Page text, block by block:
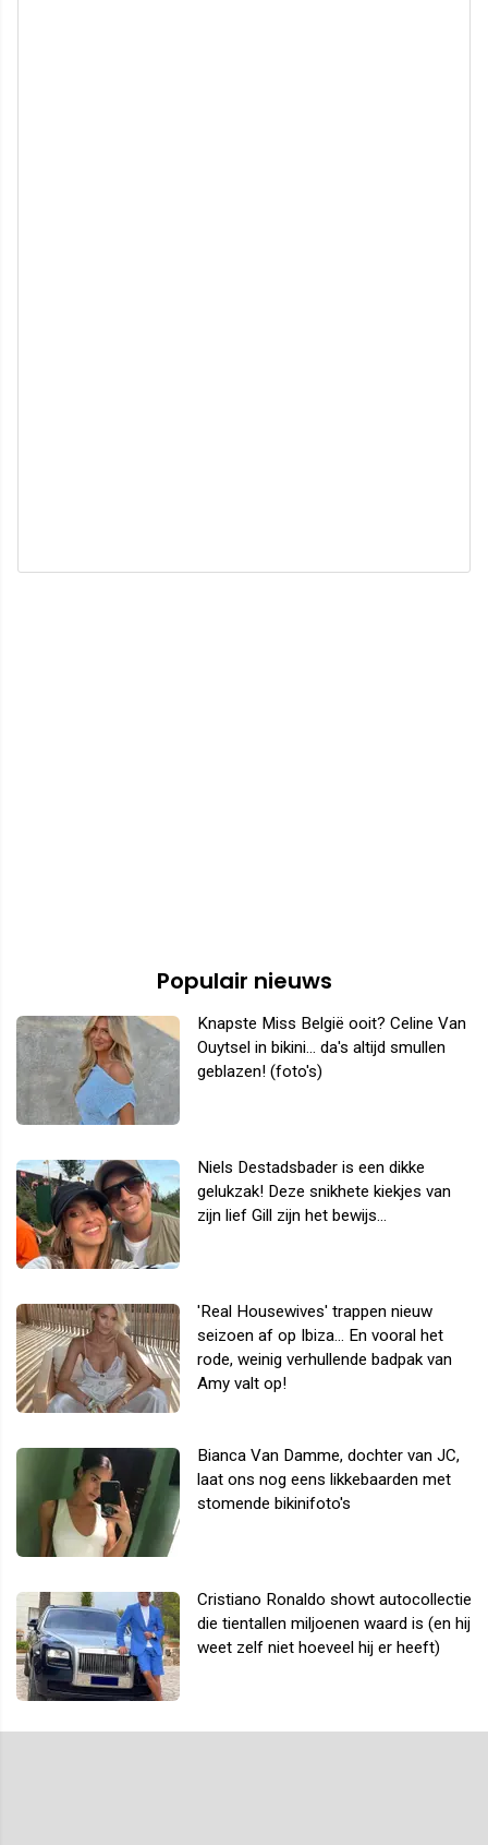
Populair nieuws
Knapste Miss België ooit? Celine Van
Ouytsel in bikini... da's altijd smullen
geblazen! (foto's)
Niels Destadsbader is een dikke
gelukzak! Deze snikhete kiekjes van
zijn lief Gill zijn het bewijs...
'Real Housewives' trappen nieuw
seizoen af op Ibiza... En vooral het
rode, weinig verhullende badpak van
Amy valt op!
Bianca Van Damme, dochter van JC,
laat ons nog eens likkebaarden met
stomende bikinifoto's
Cristiano Ronaldo showt autocollectie
die tientallen miljoenen waard is (en hij
weet zelf niet hoeveel hij er heeft)